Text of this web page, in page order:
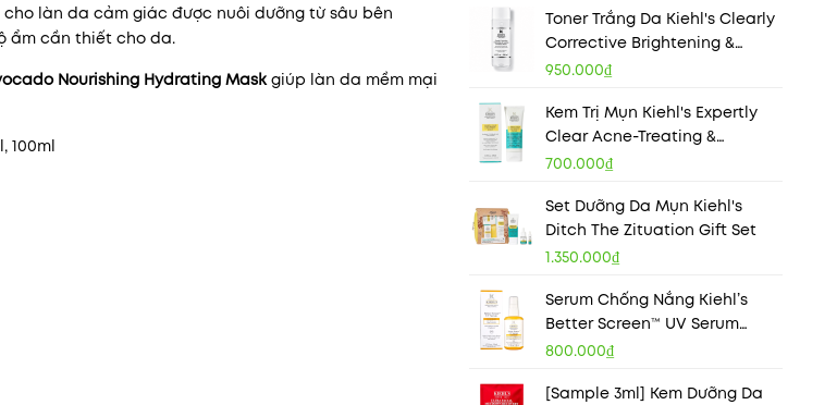
cho làn da cảm giác được nuôi dưỡng từ sâu bên
ẩm cần thiết cho da.
Nourishing Hydrating Maskgiúp làn da mềm mại
100ml
Toner Trắng Da Kiehl's Clearly
Corrective Brightening &
Soothing Treatment Water
950.000₫
Kem Trị Mụn Kiehl's Expertly
Clear Acne-Treating &
Preventing*Lotion 60ml
Skin)
700.000₫
Set Dưỡng Da Mụn Kiehl's
Ditch The Zituation Gift Set
1.350.000₫
Serum Chống Nắng Kiehl’s
Better Screen™ UV Serum
SPF50 PA++++ With Collagen
800.000₫
[Sample 3ml] Kem Dưỡng Da